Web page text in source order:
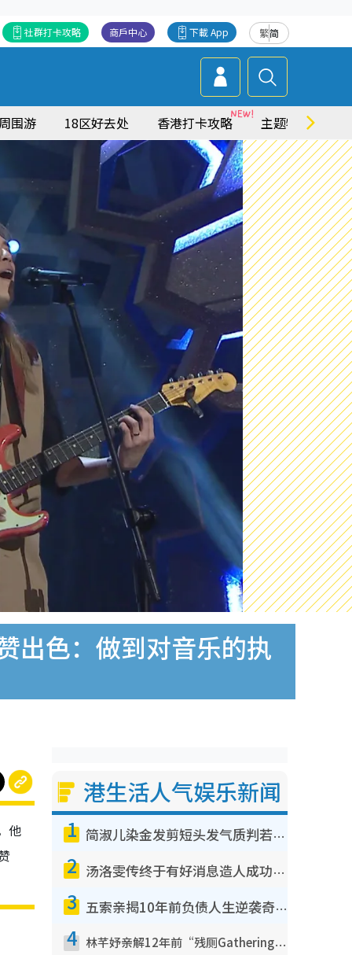
繁简
下載 App
商戶中心
社群打卡攻略
周围游 18区好去处 香港打卡攻略 主题特集
出色：做到对音乐的执
他
港生活人气娱乐新闻
1 简淑儿染金发剪短头发气质判若两人！吓坏老公麦大力都认不出：“你做什么？”
2 汤洛雯传终于有好消息造人成功！两大细节曝孕味极浓引猜测：大肚婆先会咁！
3 五索亲揭10年前负债人生逆袭奇迹！全靠去一地方转运后即遇上马先生
4 林芊妤亲解12年前“残厕Gathering”真相！高层解约一句话重创尊严，至今拒返TVB